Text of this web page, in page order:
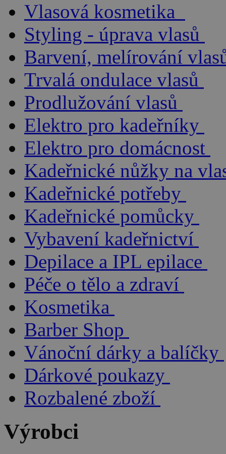
Vlasová kosmetika
Styling - úprava vlasů
Barvení, melírování
Trvalá ondulace vlasů
Prodlužování vlasů
Elektro pro kadeřníky
Elektro pro domácnost
Kadeřnické nůžky na
Kadeřnické potřeby
Kadeřnické pomůcky
Vybavení kadeřnictví
Depilace a IPL epilace
Péče o tělo a zdraví
Kosmetika
Barber Shop
Vánoční dárky a balíčky
Dárkové poukazy
Rozbalené zboží
Výrobci